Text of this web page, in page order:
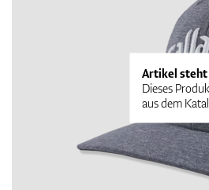
Artikel steht
Dieses
aus dem